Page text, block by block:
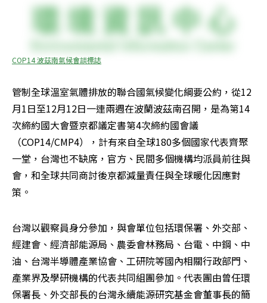
COP14 波茲南氣候會談標誌
管制全球溫室氣體排放的聯合國氣候變化綱要公約，從12
月1日至12月12日一連兩週在波蘭波茲南召開，是為第14
次締約國大會暨京都議定書第4次締約國會議
（COP14/CMP4），計有來自全球180多個國家代表齊聚
一堂，台灣也不缺席，官方、民間多個機構均派員前往與
會，和全球共同商討後京都減量責任與全球暖化因應對
策。
台灣以觀察員身分參加，與會單位包括環保署、外交部、
經建會、經濟部能源局、農委會林務局、台電、中鋼、中
油、台灣半導體產業協會、工研院等國內相關行政部門、
產業界及學研機構的代表共同組團參加。代表團由曾任環
保署長、外交部長的台灣永續能源研究基金會董事長的簡